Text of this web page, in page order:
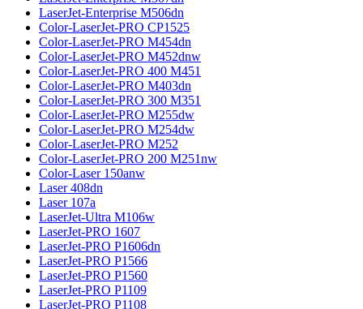
LaserJet-Enterprise M506dn
Color-LaserJet-PRO CP1525
Color-LaserJet-PRO M454dn
Color-LaserJet-PRO M452dnw
Color-LaserJet-PRO 400 M451
Color-LaserJet-PRO M403dn
Color-LaserJet-PRO 300 M351
Color-LaserJet-PRO M255dw
Color-LaserJet-PRO M254dw
Color-LaserJet-PRO M252
Color-LaserJet-PRO 200 M251nw
Color-Laser 150anw
Laser 408dn
Laser 107a
LaserJet-Ultra M106w
LaserJet-PRO 1607
LaserJet-PRO P1606dn
LaserJet-PRO P1566
LaserJet-PRO P1560
LaserJet-PRO P1109
LaserJet-PRO P1108